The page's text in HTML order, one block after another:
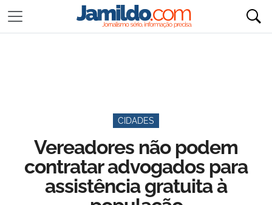
CIDADES
Vereadores não podem
contratar advogados para
assistência gratuita à